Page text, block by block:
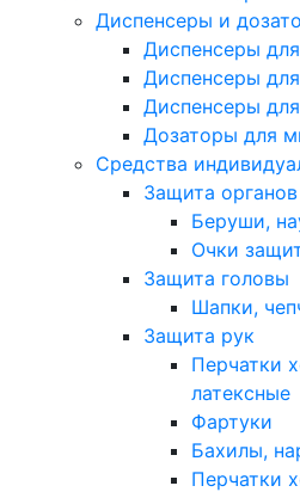
Диспенсеры и
Диспенсеры
Диспенсеры
Диспенсеры
Дозаторы для
Средства
Защита
Беруши,
Очки
Защита головы
Шапки,
Защита рук
Перчатки
латексные
Фартуки
Бахилы,
Перчатки